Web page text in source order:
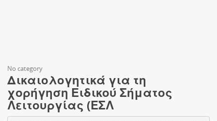
No category
Δικαιολογητικά για τη
χορήγηση Ειδικού Σήματος
Λειτουργίας (ΕΣΛ